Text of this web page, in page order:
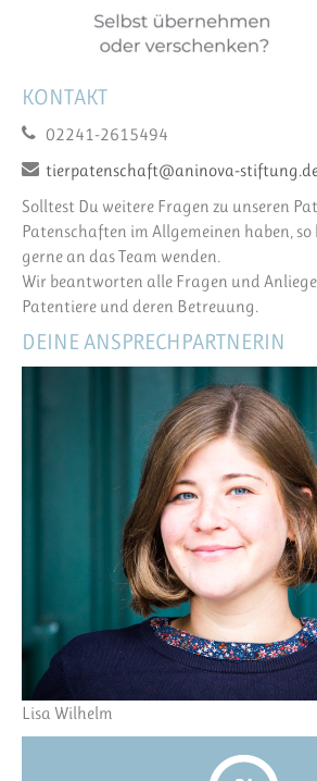
KONTAKT
02241-2615494
tierpatenschaft@aninova-
Solltest Du weitere Fragen zu unseren
Patenschaften im Allgemeinen haben,
gerne an das Team wenden.
Wir beantworten alle Fragen und
Patentiere und deren Betreuung.
DEINE ANSPRECHPARTNERIN
Lisa Wilhelm